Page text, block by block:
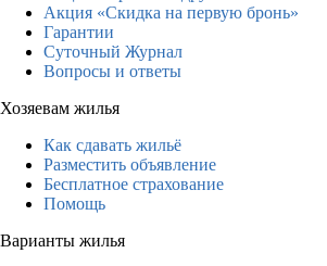
Акция «Скидка на первую бронь»
Гарантии
Суточный Журнал
Вопросы и ответы
Хозяевам жилья
Как сдавать жильё
Разместить объявление
Бесплатное страхование
Помощь
Варианты жилья